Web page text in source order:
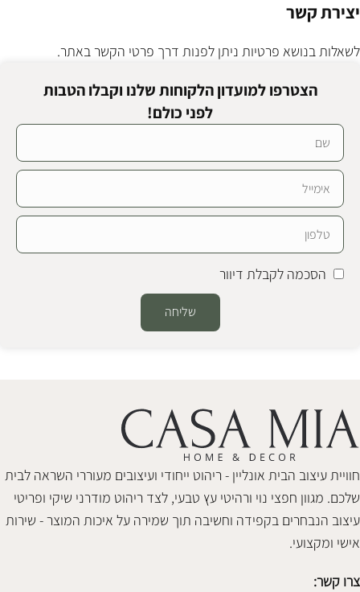
יצירת קשר
לשאלות בנושא פרטיות ניתן לפנות דרך פרטי הקשר באתר.
הצטרפו למועדון הלקוחות שלנו וקבלו הטבות
לפני כולם!
הסכמה לקבלת דיוור
שליחה
חוויית עיצוב הבית אונליין - ריהוט ייחודי ועיצובים מעוררי השראה לבית
שלכם. מגוון חפצי נוי ורהיטי עץ טבעי, לצד ריהוט מודרני שיקי ופריטי
עיצוב הנבחרים בקפידה וחשיבה תוך שמירה על איכות המוצר - שירות
אישי ומקצועי.
צרו קשר: